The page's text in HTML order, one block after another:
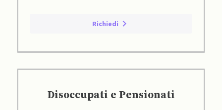
Richiedi
Disoccupati e Pensionati